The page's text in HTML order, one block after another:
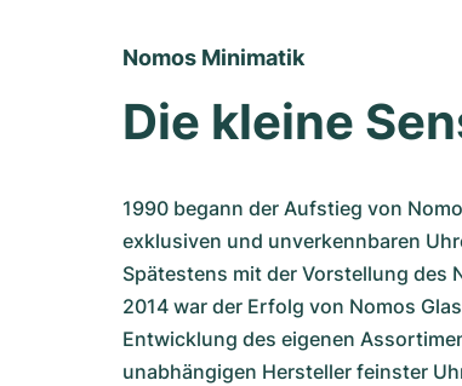
Nomos Minimatik
Die kleine
1990 begann der Aufstieg von
exklusiven und unverkennbaren
Spätestens mit der Vorstellung des
2014 war der Erfolg von Nomos
Entwicklung des eigenen
unabhängigen Hersteller feinster